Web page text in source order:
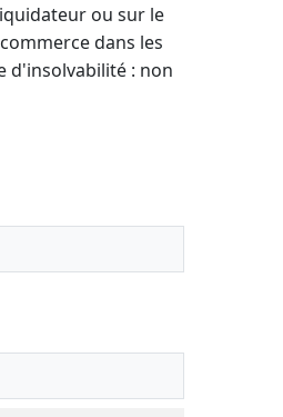
ou sur le
dans les
d'insolvabilité : non